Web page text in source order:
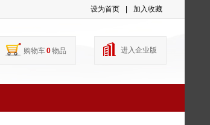
设为首页 加入收藏
购物车0物品 进入企业版